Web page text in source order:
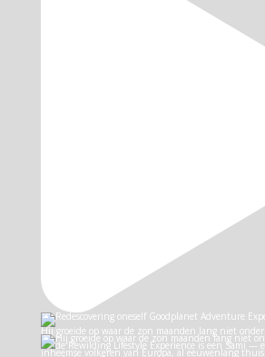
Hij groeide op waar de zon maanden lang niet onder